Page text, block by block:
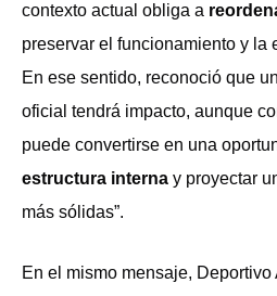
contexto actual obliga a
preservar el funcionamiento y la
En ese sentido, reconoció que
oficial tendrá impacto, aunque
puede convertirse en una
estructura interna y proyectar
más sólidas”.
En el mismo mensaje, Deportivo